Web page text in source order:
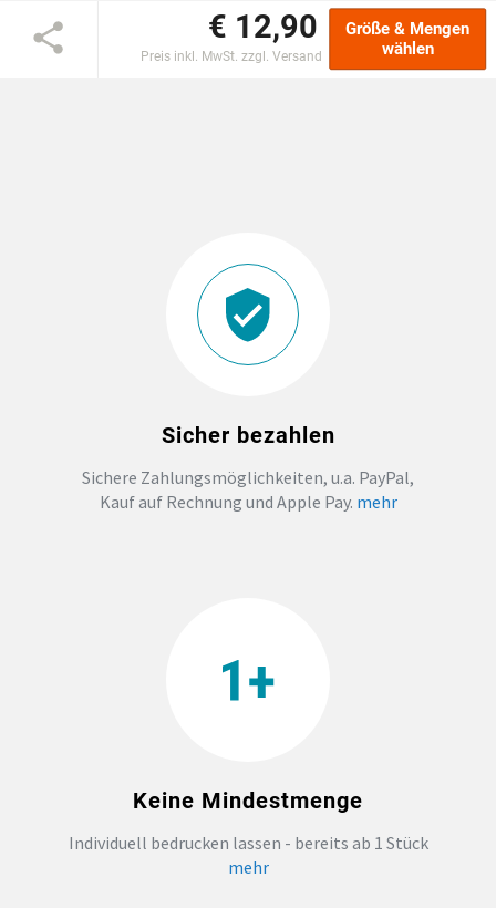
DTF BOGEN
ZAHNARZTPRAXIS
SOCKEN PERSONALISIEREN
FOTOTASSEN UND MEHR
GROSSBESTELLUNG
€ 12,90
Preis inkl. MwSt. zzgl. Versand
Größe & Mengen
wählen
Sicher bezahlen
Sichere Zahlungsmöglichkeiten, u.a. PayPal,
Kauf auf Rechnung und Apple Pay. mehr
Keine Mindestmenge
Individuell bedrucken lassen - bereits ab 1 Stück
mehr